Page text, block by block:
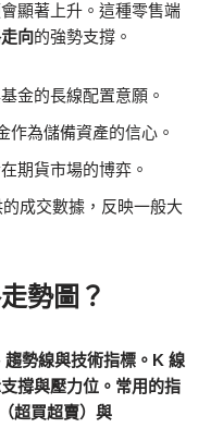
顯著上升。這種零售端
向的強勢支撐。
金的長線配置意願。
作為儲備資產的信心。
期貨市場的博弈。
成交數據，反映一般大
勢圖？
勢線與技術指標。K 線
撐與壓力位。常用的指
超買超賣）與